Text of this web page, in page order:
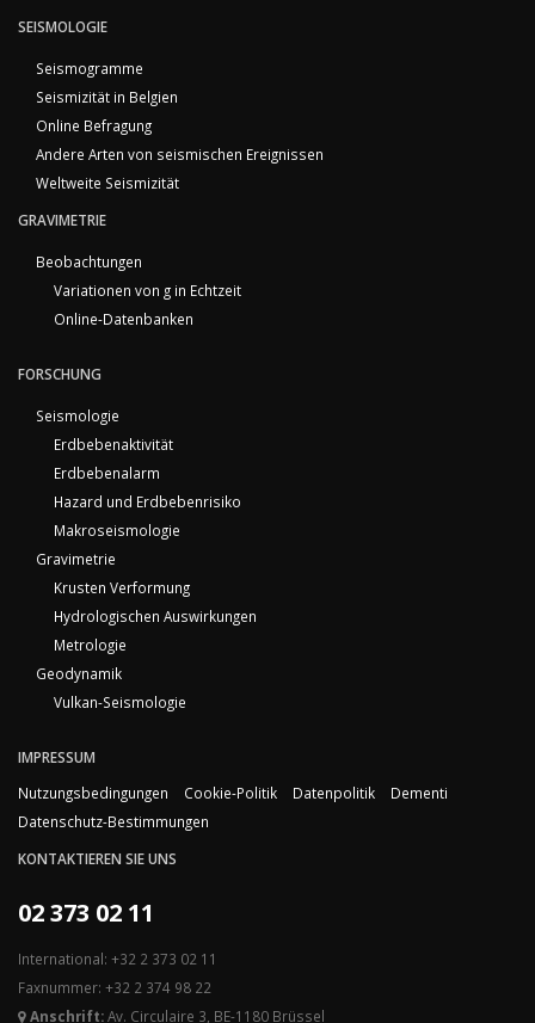
SEISMOLOGIE
Seismogramme
Seismizität in Belgien
Online Befragung
Andere Arten von seismischen Ereignissen
Weltweite Seismizität
GRAVIMETRIE
Beobachtungen
Variationen von g in Echtzeit
Online-Datenbanken
FORSCHUNG
Seismologie
Erdbebenaktivität
Erdbebenalarm
Hazard und Erdbebenrisiko
Makroseismologie
Gravimetrie
Krusten Verformung
Hydrologischen Auswirkungen
Metrologie
Geodynamik
Vulkan-Seismologie
IMPRESSUM
Nutzungsbedingungen
Cookie-Politik Datenpolitik
Dementi
Datenschutz-Bestimmungen
KONTAKTIEREN SIE UNS
02 373 02 11
International: +32 2 373 02 11
Faxnummer: +32 2 374 98 22
Anschrift:Av. Circulaire 3, BE-1180 Brüssel